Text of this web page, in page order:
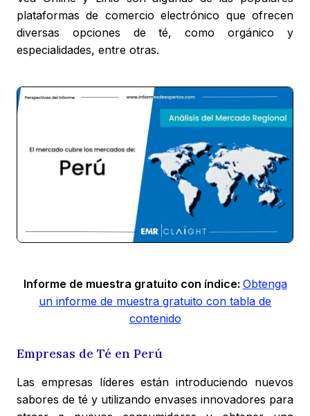
plataformas de comercio electrónico que ofrecen
diversas opciones de té, como orgánico y
especialidades, entre otras.
Informe de muestra gratuito con índice: Obtenga
un informe de muestra gratuito con tabla de
contenido
Empresas de Té en Perú
Las empresas líderes están introduciendo nuevos
sabores de té y utilizando envases innovadores para